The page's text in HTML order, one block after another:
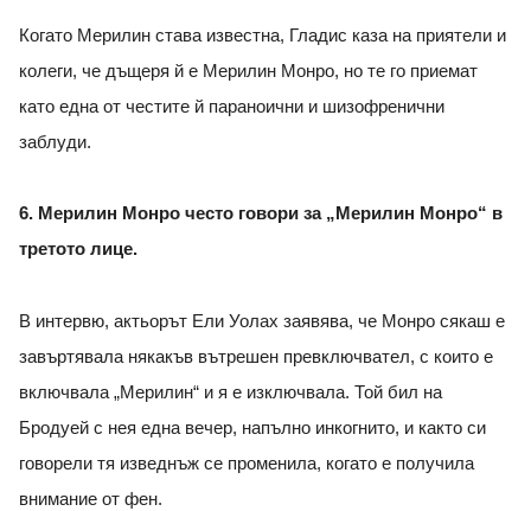
Когато Мерилин става известна, Гладис каза на приятели и
колеги, че дъщеря й е Мерилин Монро, но те го приемат
като една от честите й параноични и шизофренични
заблуди.
6. Мерилин Монро често говори за „Мерилин Монро“ в
третото лице.
В интервю, актьорът Ели Уолах заявява, че Монро сякаш е
завъртявала някакъв вътрешен превключвател, с които е
включвала „Мерилин“ и я е изключвала. Той бил на
Бродуей с нея една вечер, напълно инкогнито, и както си
говорели тя изведнъж се променила, когато е получила
внимание от фен.